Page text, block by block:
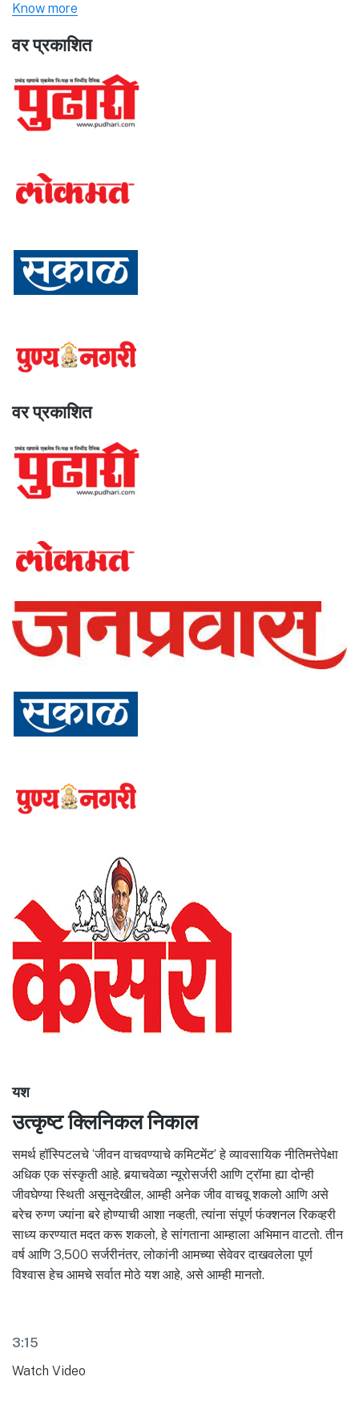
Know more
वर प्रकाशित
वर प्रकाशित
यश
उत्कृष्ट क्लिनिकल निकाल
समर्थ हॉस्पिटलचे ‘जीवन वाचवण्याचे कमिटमेंट’ हे व्यावसायिक नीतिमत्तेपेक्षा
अधिक एक संस्कृती आहे. बर्‍याचवेळा न्यूरोसर्जरी आणि ट्रॉमा ह्या दोन्ही
जीवघेण्या स्थिती असूनदेखील, आम्ही अनेक जीव वाचवू शकलो आणि असे
बरेच रुग्ण ज्यांना बरे होण्याची आशा नव्हती, त्यांना संपूर्ण फंक्शनल रिकव्हरी
साध्य करण्यात मदत करू शकलो, हे सांगताना आम्हाला अभिमान वाटतो. तीन
वर्ष आणि 3,500 सर्जरीनंतर, लोकांनी आमच्या सेवेवर दाखवलेला पूर्ण
विश्वास हेच आमचे सर्वात मोठे यश आहे, असे आम्ही मानतो.
3:15
Watch Video